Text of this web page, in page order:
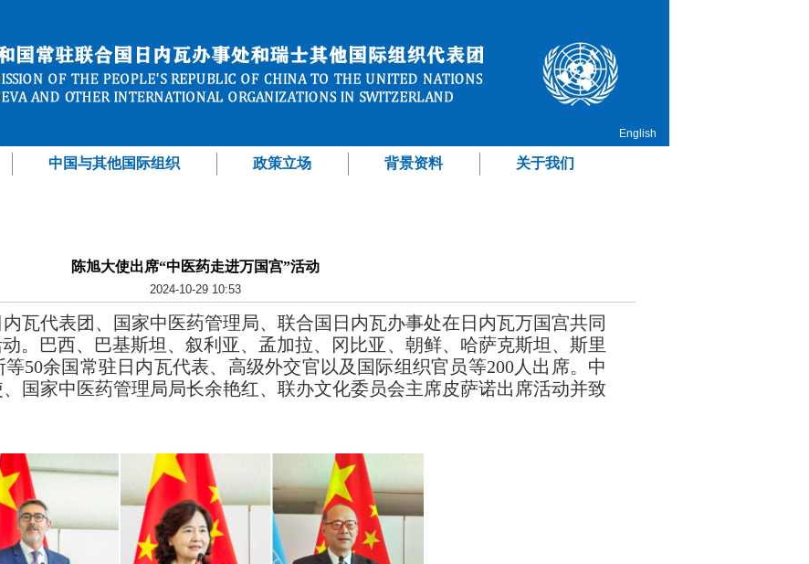
English
中国与其他国际组织 政策立场 背景资料 关于我们
陈旭大使出席“中医药走进万国宫”活动
2024-10-29 10:53
瓦代表团、国家中医药管理局、联合国日内瓦办事处在日内瓦万国宫共同
。巴西、巴基斯坦、叙利亚、孟加拉、冈比亚、朝鲜、哈萨克斯坦、斯里
50余国常驻日内瓦代表、高级外交官以及国际组织官员等200人出席。中
国家中医药管理局局长余艳红、联办文化委员会主席皮萨诺出席活动并致